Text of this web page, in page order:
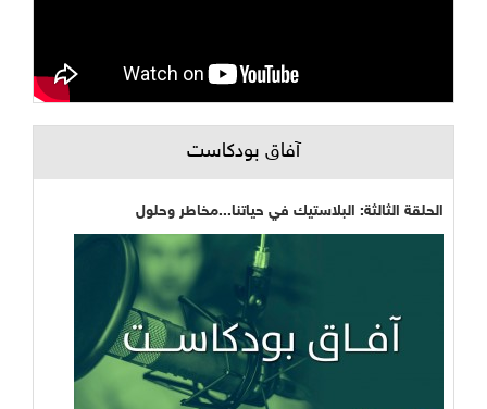
آفاق بودكاست
الحلقة الثالثة: البلاستيك في حياتنا...مخاطر وحلول